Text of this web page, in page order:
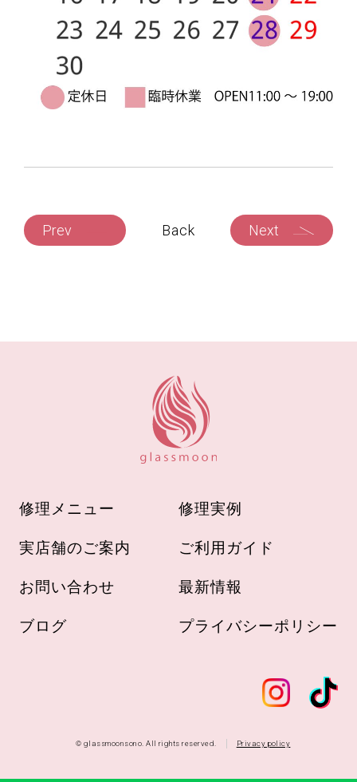
Prev Back Next
修理メニュー 修理実例
実店舗のご案内 ご利用ガイド
お問い合わせ 最新情報
ブログ プライバシーポリシー
© glassmoonsono. All rights reserved. Privacy policy